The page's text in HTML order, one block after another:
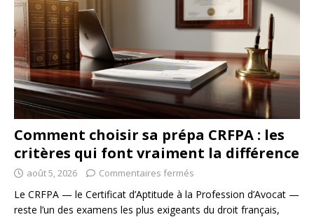
Comment choisir sa prépa CRFPA : les
critères qui font vraiment la différence
août 5, 2026 Commentaires fermés
Le CRFPA — le Certificat d’Aptitude à la Profession d’Avocat —
reste l’un des examens les plus exigeants du droit français,